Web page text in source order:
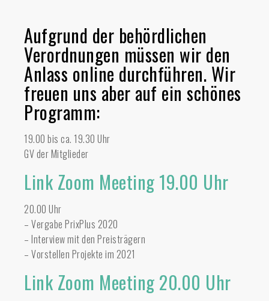
Aufgrund der behördlichen
Verordnungen müssen wir den
Anlass online durchführen. Wir
freuen uns aber auf ein schönes
Programm:
19.00 bis ca. 19.30 Uhr
GV der Mitglieder
Link Zoom Meeting 19.00 Uhr
20.00 Uhr
– Vergabe PrixPlus 2020
– Interview mit den Preisträgern
– Vorstellen Projekte im 2021
Link Zoom Meeting 20.00 Uhr